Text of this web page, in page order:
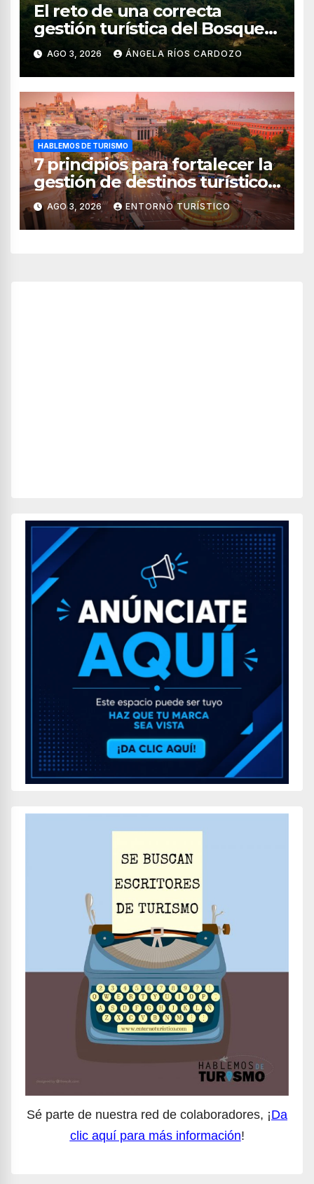
El reto de una correcta
gestión turística del Bosque
de Pomac (en Perú)
AGO 3, 2026 ÁNGELA RÍOS CARDOZO
HABLEMOS DE TURISMO
7 principios para fortalecer la
gestión de destinos turísticos,
según el WTTC
AGO 3, 2026 ENTORNO TURÍSTICO
Sé parte de nuestra red de colaboradores, ¡Da
clic aquí para más información!